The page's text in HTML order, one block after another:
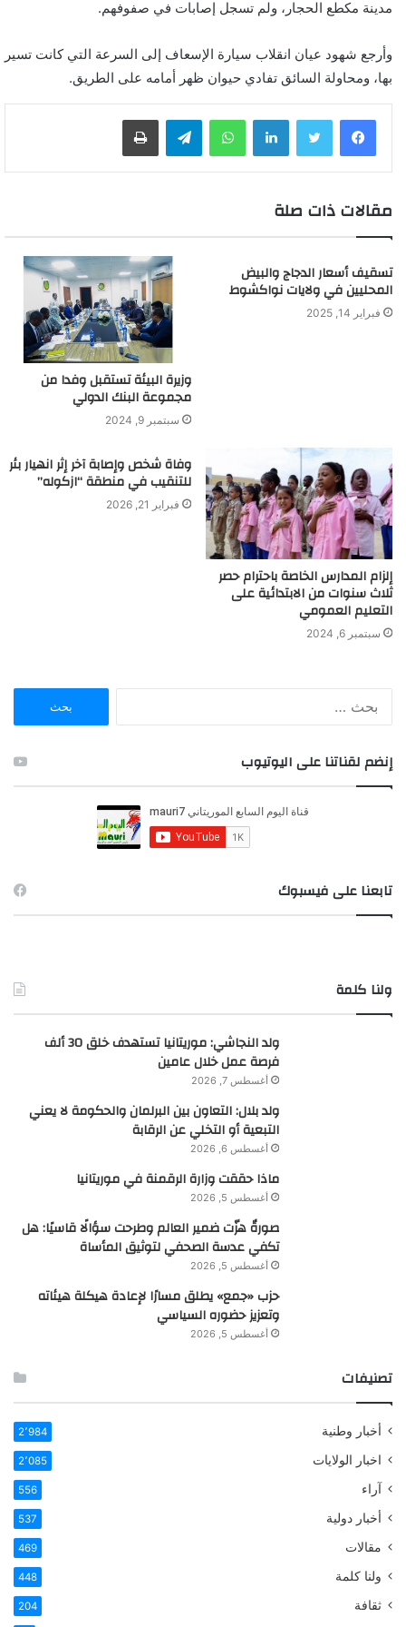
مدينة مكطع الحجار، ولم تسجل إصابات في صفوفهم.
وأرجع شهود عيان انقلاب سيارة الإسعاف إلى السرعة التي كانت تسير
بها، ومحاولة السائق تفادي حيوان ظهر أمامه على الطريق.
لينكدإن واتساب
مقالات ذات صلة
تسقيف أسعار الدجاج والبيض
المحليين في ولايات نواكشوط
فبراير 14, 2025
وزيرة البيئة تستقبل وفدا من
مجموعة البنك الدولي
سبتمبر 9, 2024
إلزام المدارس الخاصة باحترام حصر
ثلاث سنوات من الابتدائية على
التعليم العمومي
سبتمبر 6, 2024
وفاة شخص وإصابة آخر إثر انهيار بئر
للتنقيب في منطقة “ازكوله”
فبراير 21, 2026
ع
ن
:
إنضم لقناتنا على اليوتيوب
تابعنا على فيسبوك
ولنا كلمة
ولد النجاشي: موريتانيا تستهدف خلق 30 ألف
فرصة عمل خلال عامين
أغسطس 7, 2026
ولد بلال: التعاون بين البرلمان والحكومة لا يعني
التبعية أو التخلي عن الرقابة
أغسطس 6, 2026
ماذا حققت وزارة الرقمنة في موريتانيا
أغسطس 5, 2026
صورةٌ هزّت ضمير العالم وطرحت سؤالًا قاسيًا: هل
تكفي عدسة الصحفي لتوثيق المأساة
أغسطس 5, 2026
حزب «جمع» يطلق مسارًا لإعادة هيكلة هيئاته
وتعزيز حضوره السياسي
أغسطس 5, 2026
تصنيفات
أخبار وطنية 2٬984
اخبار الولايات 2٬085
آراء 556
أخبار دولية 537
مقالات 469
ولنا كلمة 448
ثقافة 204